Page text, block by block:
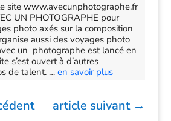
site www.avecunphotographe.fr
UN PHOTOGRAPHE pour
photo axés sur la composition
aussi des voyages photo
un photographe est lancé en
s’est ouvert à d’autres
de talent. … en savoir plus
article suivant→